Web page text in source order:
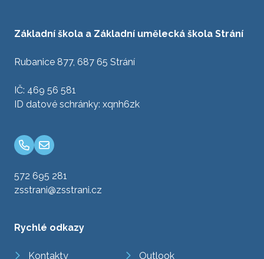
Základní škola a Základní umělecká škola Strání
Rubanice 877, 687 65 Strání
IČ: 469 56 581
ID datové schránky: xqnh6zk
572 695 281
zsstrani@zsstrani.cz
Rychlé odkazy
Kontakty Outlook